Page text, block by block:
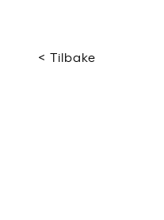
< Tilbake